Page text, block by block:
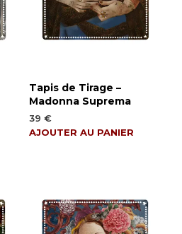
Tapis de Tirage –
Madonna Suprema
39 €
AJOUTER AU PANIER